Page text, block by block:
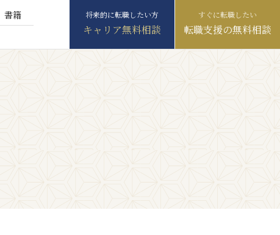
書籍
キャリア無料相談 転職支援の無料相談